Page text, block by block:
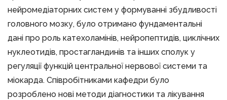
нейромедіаторних систем у формуванні збудливості
головного мозку, було отримано фундаментальні
дані про роль катехоламінів, нейропептидів, циклічних
нуклеотидів, простагландинів та інших сполук у
регуляції функцій центральної нервової системи та
міокарда. Співробітниками кафедри було
розроблено нові методи діагностики та лікування